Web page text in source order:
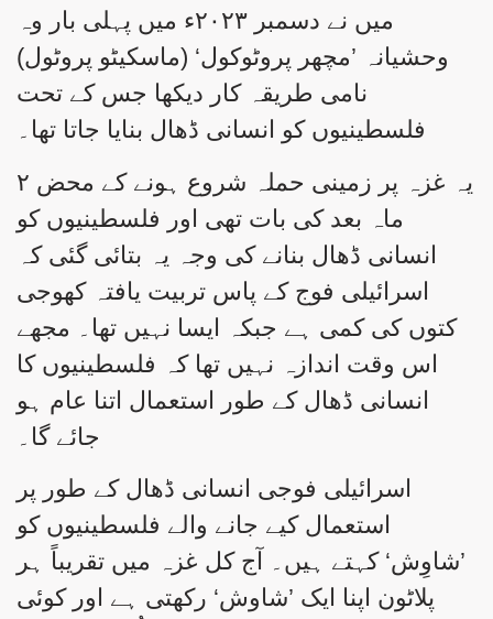
میں نے دسمبر ۲۰۲۳ء میں پہلی بار وہ
وحشیانہ ’مچھر پروٹوکول‘ (ماسکیٹو پروٹول)
نامی طریقہ کار دیکھا جس کے تحت
فلسطینیوں کو انسانی ڈھال بنایا جاتا تھا۔
یہ غزہ پر زمینی حملہ شروع ہونے کے محض ۲
ماہ بعد کی بات تھی اور فلسطینیوں کو
انسانی ڈھال بنانے کی وجہ یہ بتائی گئی کہ
اسرائیلی فوج کے پاس تربیت یافتہ کھوجی
کتوں کی کمی ہے جبکہ ایسا نہیں تھا۔ مجھے
اس وقت اندازہ نہیں تھا کہ فلسطینیوں کا
انسانی ڈھال کے طور استعمال اتنا عام ہو
جائے گا۔
اسرائیلی فوجی انسانی ڈھال کے طور پر
استعمال کیے جانے والے فلسطینیوں کو
’شاوِش‘ کہتے ہیں۔ آج کل غزہ میں تقریباً ہر
پلاٹون اپنا ایک ’شاوش‘ رکھتی ہے اور کوئی